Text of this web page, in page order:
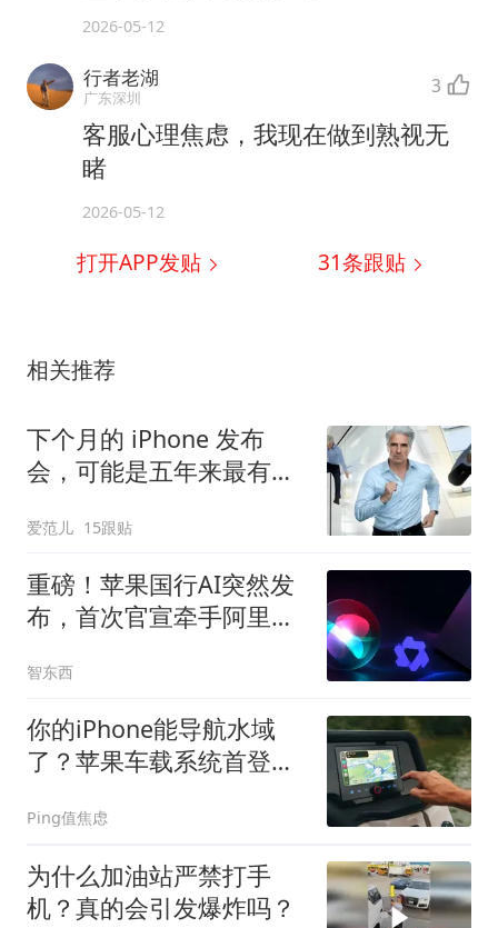
2026-05-12
行者老湖
广东深圳 3
客服心理焦虑，我现在做到熟视无
睹
2026-05-12
打开APP发贴 31条跟贴
相关推荐
下个月的 iPhone 发布
会，可能是五年来最有
爱范儿 15跟贴
重磅！苹果国行AI突然发
布，首次官宣牵手阿里，
智东西
你的iPhone能导航水域
了？苹果车载系统首登浮
Ping值焦虑
为什么加油站严禁打手
机？真的会引发爆炸吗？